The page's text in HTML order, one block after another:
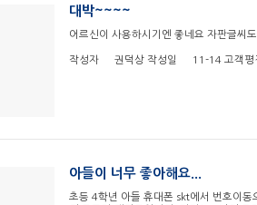
대박~~~~
어르신이 사용하시기엔 좋네요 자판글씨
작성자 권덕상 작성일 11-14 고객평
아들이 너무 좋아해요...
초등 4학년 아들 휴대폰 skt에서 번호이